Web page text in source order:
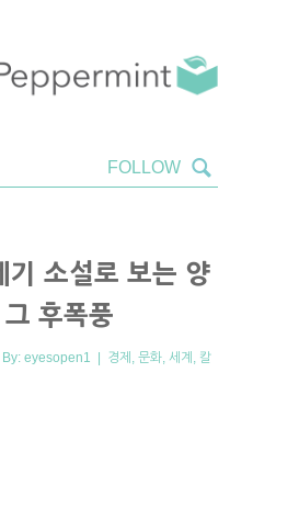
기 소설로 보는 양
후폭풍
eyesopen1 | 경제 문화 세계
칼